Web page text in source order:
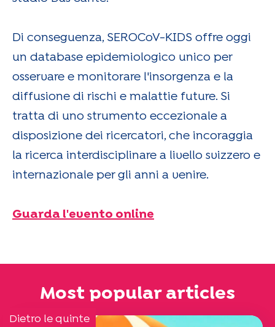
Di conseguenza, SEROCoV-KIDS offre oggi
un database epidemiologico unico per
osservare e monitorare l'insorgenza e la
diffusione di rischi e malattie future. Si
tratta di uno strumento eccezionale a
disposizione dei ricercatori, che incoraggia
la ricerca interdisciplinare a livello svizzero e
internazionale per gli anni a venire.
Guarda l'evento online
Most popular articles
Dietro le quinte